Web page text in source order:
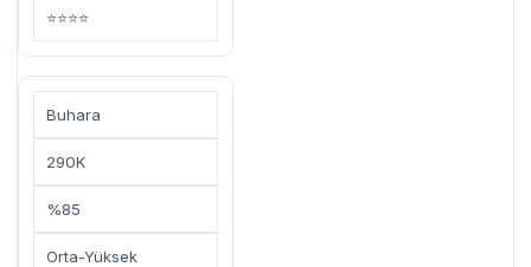
⭐⭐⭐⭐
Buhara
290K
%85
Orta-Yüksek